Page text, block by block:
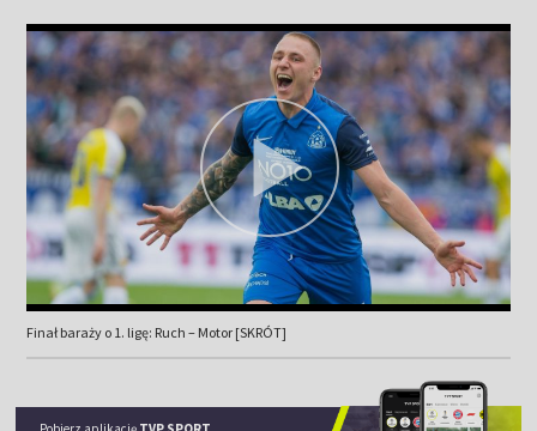
Finał baraży o 1. ligę: Ruch – Motor [SKRÓT]